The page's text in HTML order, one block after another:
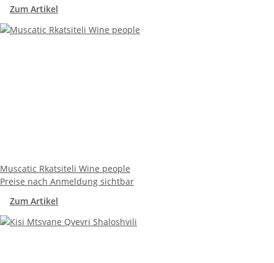
Zum Artikel
Muscatic Rkatsiteli Wine people
Preise nach Anmeldung sichtbar
Zum Artikel